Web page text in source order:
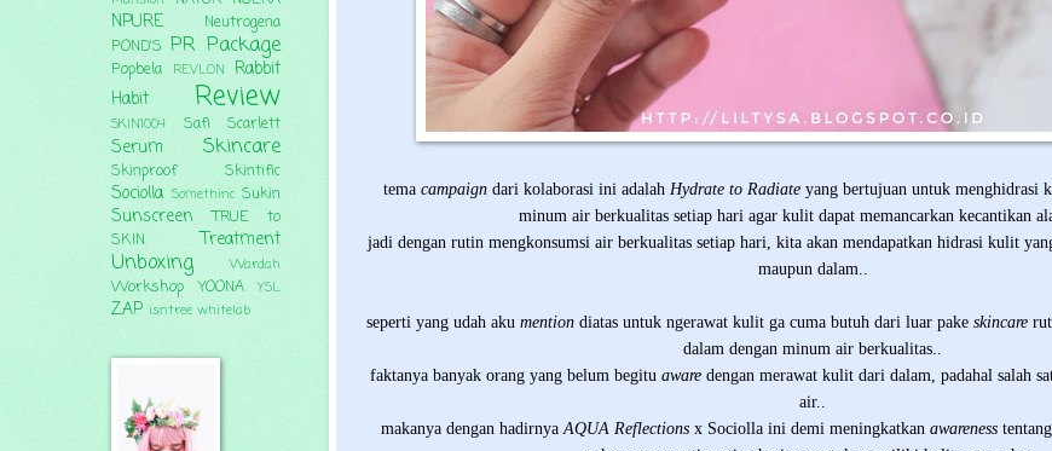
tema campaign dari kolaborasi ini adalah Hydrate to Radiate yang bertujuan untuk menghidrasi
minum air berkualitas setiap hari agar kulit dapat memancarkan kecantikan
jadi dengan rutin mengkonsumsi air berkualitas setiap hari, kita akan mendapatkan hidrasi kulit
maupun dalam..
seperti yang udah aku mention diatas untuk ngerawat kulit ga cuma butuh dari luar pake skincare
dalam dengan minum air berkualitas..
faktanya banyak orang yang belum begitu aware dengan merawat kulit dari dalam, padahal salah
air..
makanya dengan hadirnya AQUA Reflections x Sociolla ini demi meningkatkan awareness
NPURE
Neutrogena
POND'S PR Package
Popbela REVLON Rabbit
Habit
Review
SKIN1004 Safi Scarlett
Serum Skincare
Skinproof Skintific
Sociolla Somethinc Sukin
Sunscreen
TRUE to
SKIN
Treatment
Unboxing Wardah
Workshop YOONA YSL
ZAP isntree whitelab